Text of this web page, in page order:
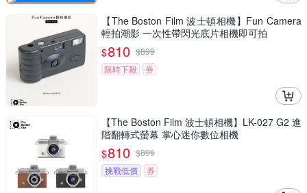
【The Boston Film 波士頓相機】Fun Camera
輕拍潮影 一次性帶閃光底片相機即可拍
$810 $899
限時下殺
券
【The Boston Film 波士頓相機】LK-027 G2 進
階翻轉式螢幕 掌心迷你數位相機
$810 $899
挑戰低價
券